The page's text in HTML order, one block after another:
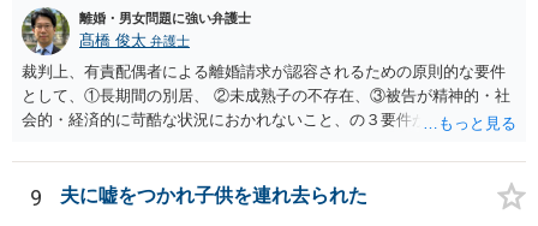
離婚・男女問題に強い弁護士
髙橋 俊太 弁護士
裁判上、有責配偶者による離婚請求が認容されるための原則的な要件
として、①長期間の別居、 ②未成熟子の不存在、③被告が精神的・社
会的・経済的に苛酷な状況におかれないこと、の３要件が必要である
監護しており（②）、仮に離婚を認容すれば、専業主婦の貴方が経済
的に過酷な状況におかれる可能性がありますので（③）、現時点で
は、夫側の離婚請求は裁判では認められにくい状況であると考えられ
9 夫に嘘をつかれ子供を連れ去られた